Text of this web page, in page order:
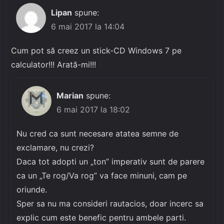
Lipan spune:
6 mai 2017 la 14:04
Cum pot să creez un stick-CD Windows 7 pe
calculator!!! Arată-mi!!!
Marian spune:
6 mai 2017 la 18:02
Nu cred ca sunt necesare atatea semne de
exclamare, nu crezi?
Daca tot adopti un „ton” imperativ sunt de parere
ca un „Te rog/Va rog” va face minuni, cam pe
oriunde.
Sper sa nu ma consideri rautacios, doar incerc sa
explic cum este benefic pentru ambele parti.